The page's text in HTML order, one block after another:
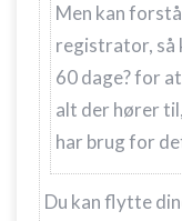
Men kan
registrator, så
60 dage? for
alt der hører
har brug for
Du kan flytte